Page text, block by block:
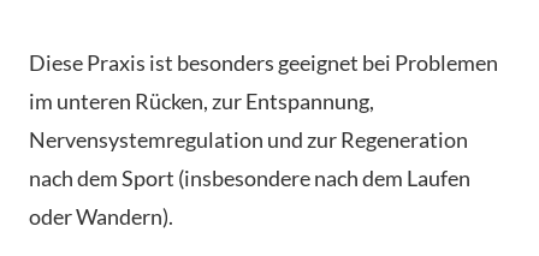
Diese Praxis ist besonders geeignet bei Problemen
im unteren Rücken, zur Entspannung,
Nervensystemregulation und zur Regeneration
nach dem Sport (insbesondere nach dem Laufen
oder Wandern).